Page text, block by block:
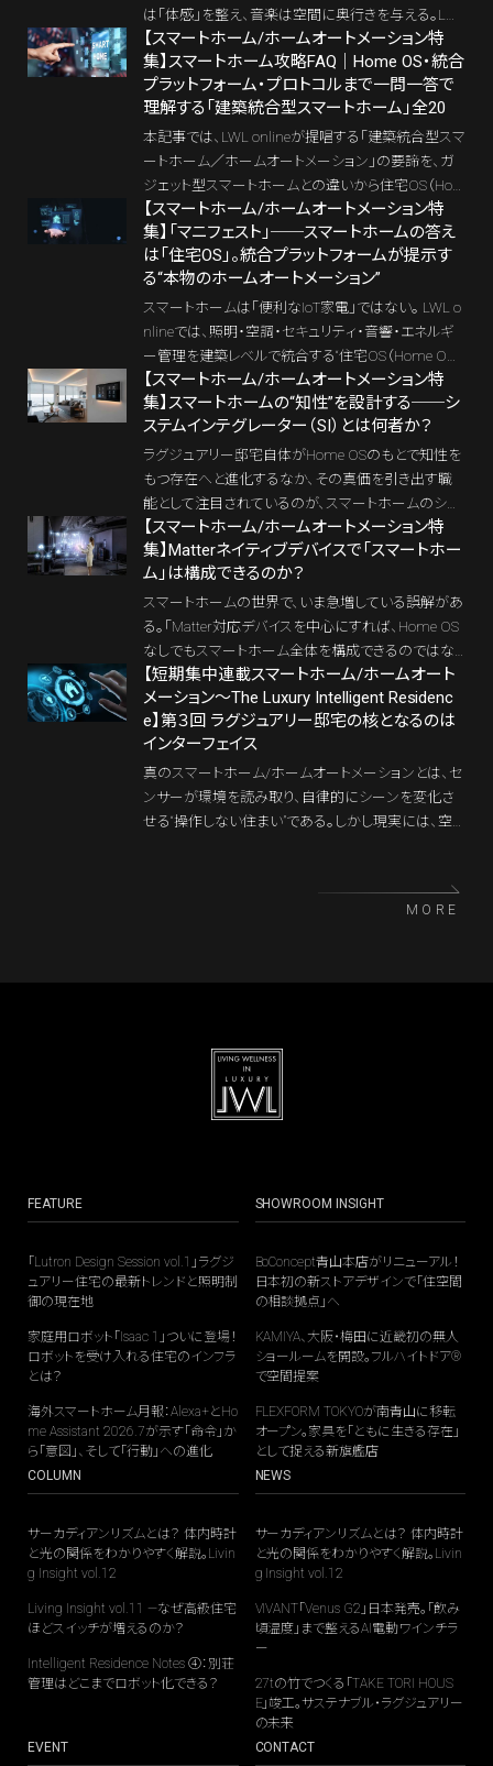
は「体感」を整え、音楽は空間に奥行きを与える。LWL
online が贈る【スマートホーム／ホームオートメーシ
ョン特集】 は住宅OS（Home OS）という新しい建築概
念を提示する。「操作しない住まい／自律する建築／
空間の知的なふるまい」を基軸に、照明・空調・換気・
セキュリティ・エンターテイメントまで、住まいのすべ
てがシームレスにつながる「知性ある住宅」の未来を
描き出す。
【スマートホーム/ホームオートメーション特
集】スマートホーム攻略FAQ｜Home OS・統合
プラットフォーム・プロトコルまで一問一答で
理解する「建築統合型スマートホーム」全20
本記事では、LWL onlineが提唱する「建築統合型スマ
ートホーム／ホームオートメーション」の要諦を、ガ
ジェット型スマートホームとの違いから住宅OS（Ho
me OS）、統合プラットフォーム（Crestron／Control
4）、プロトコル（KNX／BACnet／DALI他）、配線計
画、UIデザイン、セキュリティ、赤外線がNGな理由ま
で、一問一答形式で徹底解説。 建築家、デザイナー、
インテリアコーディネーター、プランナー、デベロッパ
ーなど、建築のプロユーザーが“実務で使える知識”と
して、今日からそのまま活用できるスマートホーム基
礎編の決定版としている。
【スマートホーム/ホームオートメーション特
集】「マニフェスト」──スマートホームの答え
は「住宅OS」。統合プラットフォームが提示す
る“本物のホームオートメーション”
スマートホームは「便利なIoT家電」ではない。 LWL o
nlineでは、照明・空調・セキュリティ・音響・エネルギ
ー管理を建築レベルで統合する“住宅OS（Home O
S）”によって自律的に動作するホーム/ホームオートメ
ーションとして定義する。Crestron、Control4、HOMM
A、LUTRON HomeWorks──欧米のラグジュアリー
邸宅で標準化する統合プラットフォーム（Home OS）
をはじめ、KNX / BACnet / Modbus / Echonet Liteと
いった建築プロトコルが、どのように「住まいが考える
仕組み」を実現しているのか。LWL onlineが提唱する
「インテリジェント・ラグジュアリー・ホーム」の核心に
迫る。
【スマートホーム/ホームオートメーション特
集】スマートホームの“知性”を設計する──シ
ステムインテグレーター（SI）とは何者か？
ラグジュアリー邸宅自体がHome OSのもとで知性を
もつ存在へと進化するなか、その真価を引き出す職
能として注目されているのが、スマートホームのシス
テムインテグレーター（以下SI）である。まだ日本では
耳慣れない肩書きかもしれない。しかし欧米、とくに
アメリカでは、CEDIA（Custom Electronic Design & In
stallation Association）という団体を中心に、30年以
上にわたり明確な職能として体系化され、住宅とテク
ノロジーを統合する「専門家集団」として確立されて
いる。
【スマートホーム/ホームオートメーション特
集】Matterネイティブデバイスで「スマートホー
ム」は構成できるのか？
スマートホームの世界で、いま急増している誤解があ
る。「Matter対応デバイスを中心にすれば、Home OS
なしでもスマートホーム全体を構成できるのではな
いか？」という考え方だ。たしかにMatterは「つなが
る」ことを強く訴求する規格であり、対応デバイスも急
速に増えている。しかし、「つながること」と「住宅とし
て構成されていること」は同義ではない。本記事で
は、LWL online読者から寄せられた実際の質問を起
点に、スマートホームで最も混同されやすい「レイヤ
ー（層）」の考え方を整理し、Home OSが果たす本当
【短期集中連載スマートホーム/ホームオート
メーション～The Luxury Intelligent Residenc
e】第３回 ラグジュアリー邸宅の核となるのは
インターフェイス
真のスマートホーム/ホームオートメーションとは、セ
ンサーが環境を読み取り、自律的にシーンを変化さ
せる“操作しない住まい”である。しかし現実には、空
─最新の操作体系は建築デザインとテクノロジーが
交わる領域に進化している。本稿では、ラグジュアリ
住宅設備をKNXやBAC-NET、Modbusなどのプロトコ
ルで動作させる、統合プラットフォームをラグジュアリ
ー邸宅にふさわしいスマートホーム/ホームオートメ
MORE
FEATURE
「Lutron Design Session vol.1」ラグジ
ュアリー住宅の最新トレンドと照明制
御の現在地
家庭用ロボット「Isaac 1」ついに登場！
ロボットを受け入れる住宅のインフラ
とは？
海外スマートホーム月報：Alexa+とHo
me Assistant 2026.7が示す「命令」か
ら「意図」、そして「行動」への進化
SHOWROOM INSIGHT
BoConcept青山本店がリニューアル！
日本初の新ストアデザインで「住空間
の相談拠点」へ
KAMIYA、大阪・梅田に近畿初の無人
ショールームを開設。フルハイトドア®
で空間提案
FLEXFORM TOKYOが南青山に移転
オープン。家具を「ともに生きる存在」
として捉える新旗艦店
COLUMN
サーカディアンリズムとは？ 体内時計
と光の関係をわかりやすく解説。Livin
g Insight vol.12
Living Insight vol.11 —なぜ高級住宅
ほどスイッチが増えるのか？
Intelligent Residence Notes ④：別荘
管理はどこまでロボット化できる？
NEWS
サーカディアンリズムとは？ 体内時計
と光の関係をわかりやすく解説。Livin
g Insight vol.12
VIVANT「Venus G2」日本発売。「飲み
頃温度」まで整えるAI電動ワインチラ
ー
27tの竹でつくる「TAKE TORI HOUS
E」竣工。サステナブル・ラグジュアリー
の未来
EVENT
CONTACT